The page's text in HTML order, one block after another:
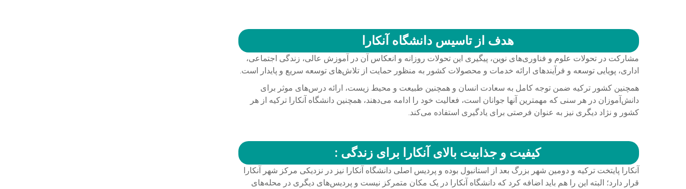
هدف از تاسیس دانشگاه آنکارا
مشارکت در تحولات علوم و فناوری‌های نوین، پیگیری این تحولات روزانه و انعکاس آن در آموزش عالی، زندگی اجتماعی،
اداری، پویایی توسعه و فرآیندهای ارائه خدمات و محصولات کشور به منظور حمایت از تلاش‌های توسعه سریع و پایدار است.
همچنین کشور ترکیه ضمن توجه کامل به سعادت انسان و همچنین طبیعت و محیط زیست، ارائه درس‌های موثر برای
دانش‌آموزان در هر سنی که مهمترین آنها جوانان است، فعالیت خود را ادامه می‌دهند، همچنین دانشگاه آنکارا ترکیه از هر
کشور و نژاد دیگری نیز به عنوان فرصتی برای یادگیری استفاده می‌کند.
کیفیت و جذابیت بالای آنکارا برای زندگی :
آنکارا پایتخت ترکیه و دومین شهر بزرگ بعد از استانبول بوده و پردیس اصلی دانشگاه آنکارا نیز در نزدیکی مرکز شهر آنکارا
قرار دارد؛ البته این را هم باید اضافه کرد که دانشگاه آنکارا در یک مکان متمرکز نیست و پردیس‌های دیگری در محله‌های